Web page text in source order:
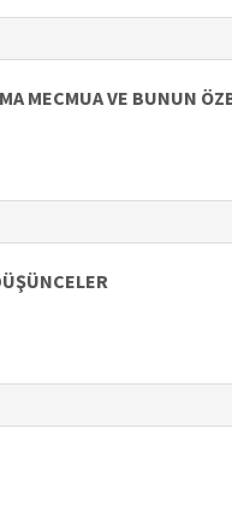
MECMUA VE BUNUN